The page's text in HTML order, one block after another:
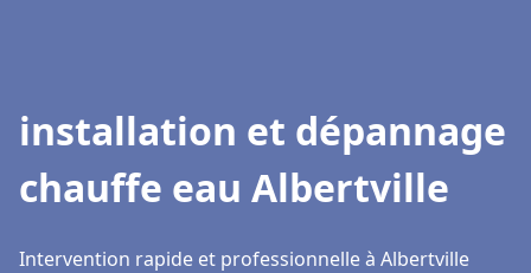
installation et dépannage
chauffe eau Albertville
Intervention rapide et professionnelle à Albertville